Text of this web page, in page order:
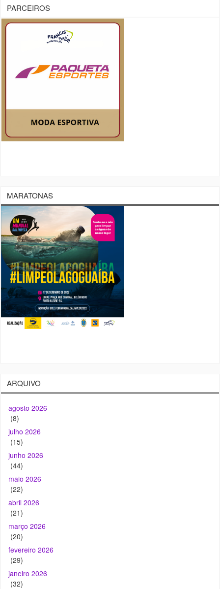
PARCEIROS
MARATONAS
ARQUIVO
agosto 2026
(8)
julho 2026
(15)
junho 2026
(44)
maio 2026
(22)
abril 2026
(21)
março 2026
(20)
fevereiro 2026
(29)
janeiro 2026
(32)